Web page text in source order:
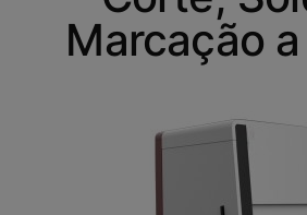
Marcação